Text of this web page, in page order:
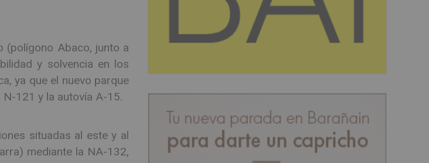
(polígono Abaco, junto a
y solvencia en los
ya que el nuevo parque
121 y la autovía A-15.
situadas al este y al
mediante la NA-132,